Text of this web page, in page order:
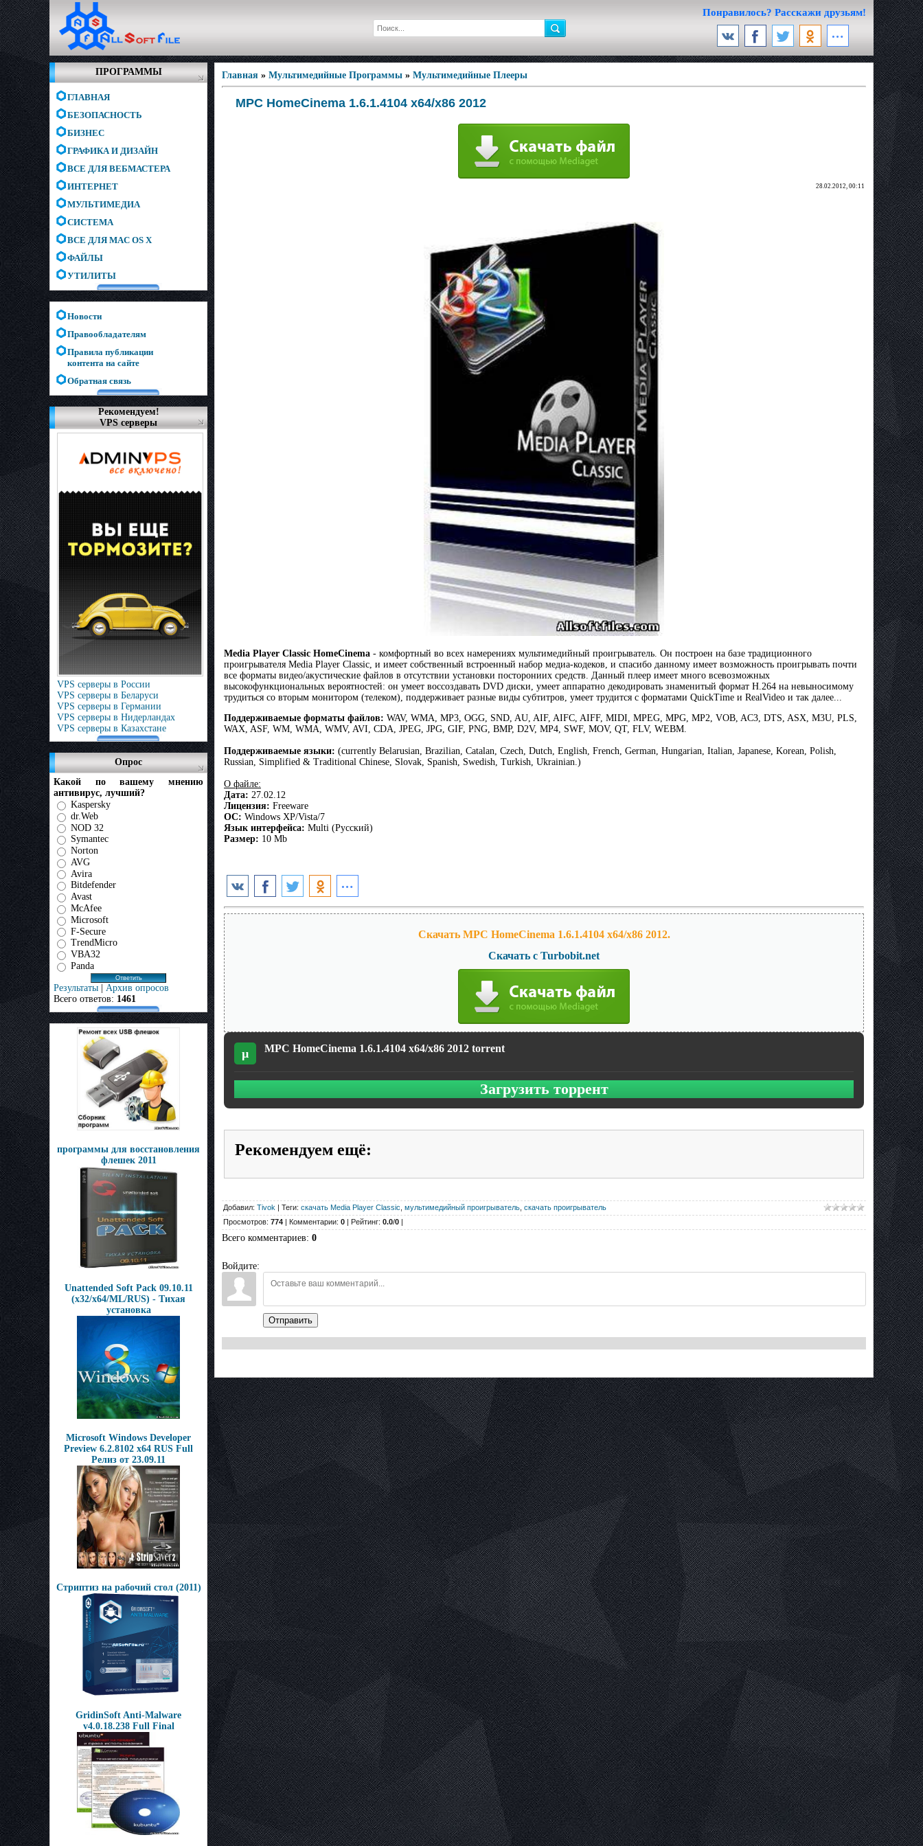
Понравилось? Расскажи друзьям!
ПРОГРАММЫ
ГЛАВНАЯ
БЕЗОПАСНОСТЬ
БИЗНЕС
ГРАФИКА И ДИЗАЙН
ВСЕ ДЛЯ ВЕБМАСТЕРА
ИНТЕРНЕТ
МУЛЬТИМЕДИА
СИСТЕМА
ВСЕ ДЛЯ MAC OS X
ФАЙЛЫ
УТИЛИТЫ
Новости
Правообладателям
Правила публикации
контента на сайте
Обратная связь
Рекомендуем!
VPS серверы
VPS серверы в России
VPS серверы в Беларуси
VPS серверы в Германии
VPS серверы в Нидерландах
VPS серверы в Казахстане
Опрос
Какой по вашему мнению
антивирус, лучший?
Kaspersky
dr.Web
NOD 32
Symantec
Norton
AVG
Avira
Bitdefender
Avast
McAfee
Microsoft
F-Secure
TrendMicro
VBA32
Panda
Результаты | Архив опросов
Всего ответов: 1461
программы для восстановления
флешек 2011
Unattended Soft Pack 09.10.11
(x32/x64/ML/RUS) - Тихая
установка
Microsoft Windows Developer
Preview 6.2.8102 x64 RUS Full
Релиз от 23.09.11
Стриптиз на рабочий стол (2011)
GridinSoft Anti-Malware
v4.0.18.238 Full Final
Главная » Мультимедийные Программы » Мультимедийные Плееры
MPC HomeCinema 1.6.1.4104 x64/x86 2012
28.02.2012, 00:11
Media Player Classic HomeCinema - комфортный во всех намерениях мультимедийный проигрыватель. Он построен на базе традиционного
проигрывателя Media Player Classic, и имеет собственный встроенный набор медиа-кодеков, и спасибо данному имеет возможность проигрывать почти
все форматы видео/акустические файлов в отсутствии установки посторониих средств. Данный плеер имеет много всевозможных
высокофункциональных вероятностей: он умеет воссоздавать DVD диски, умеет аппаратно декодировать знаменитый формат H.264 на невыносимому
трудиться со вторым монитором (телеком), поддерживает разные виды субтитров, умеет трудится с форматами QuickTime и RealVideo и так далее...
Поддерживаемые форматы файлов: WAV, WMA, MP3, OGG, SND, AU, AIF, AIFC, AIFF, MIDI, MPEG, MPG, MP2, VOB, AC3, DTS, ASX, M3U, PLS,
WAX, ASF, WM, WMA, WMV, AVI, CDA, JPEG, JPG, GIF, PNG, BMP, D2V, MP4, SWF, MOV, QT, FLV, WEBM.
Поддерживаемые языки: (currently Belarusian, Brazilian, Catalan, Czech, Dutch, English, French, German, Hungarian, Italian, Japanese, Korean, Polish,
Russian, Simplified & Traditional Chinese, Slovak, Spanish, Swedish, Turkish, Ukrainian.)
О файле:
Дата: 27.02.12
Лицензия: Freeware
ОС: Windows XP/Vista/7
Язык интерфейса: Multi (Русский)
Размер: 10 Mb
Скачать MPC HomeCinema 1.6.1.4104 x64/x86 2012.
Скачать с Turbobit.net
µ MPC HomeCinema 1.6.1.4104 x64/x86 2012 torrent
Загрузить торрент
Рекомендуем ещё:
Добавил: Tivok | Теги: скачать Media Player Classic мультимедийный проигрыватель скачать проигрыватель
Просмотров: 774 | Комментарии: 0 | Рейтинг: 0.0/0 |
Всего комментариев: 0
Войдите:
Отправить